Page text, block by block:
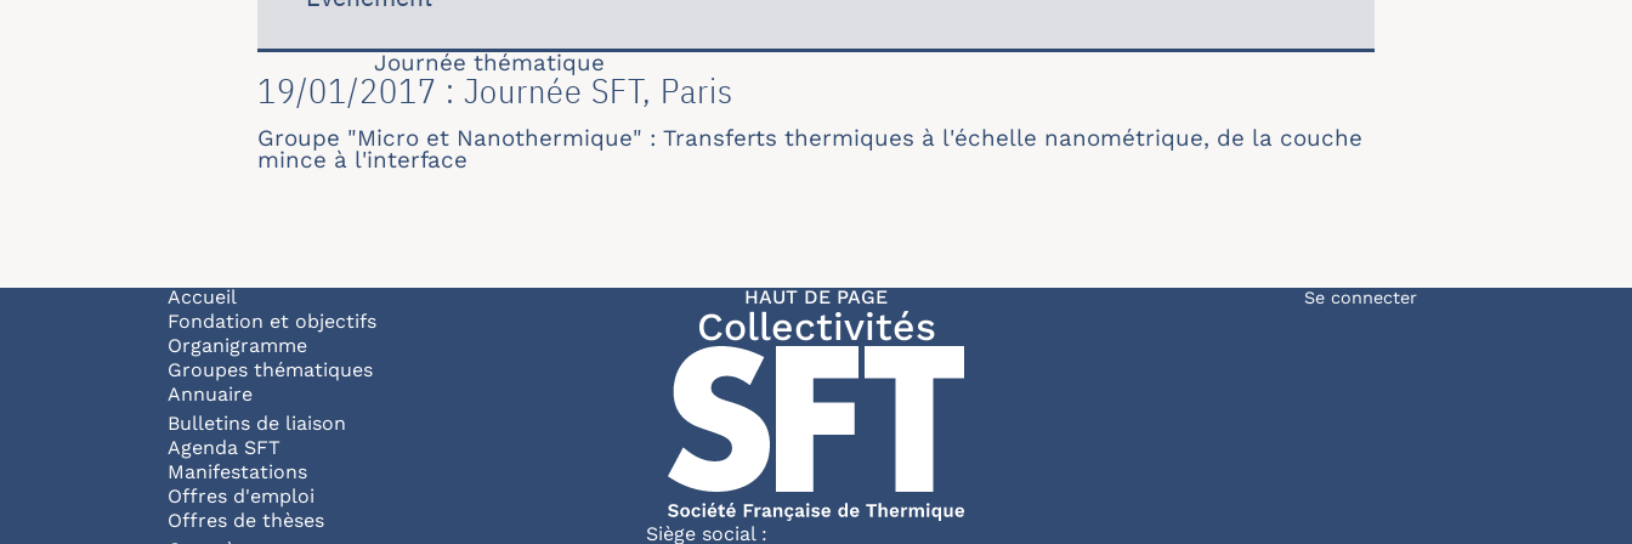
Journée thématique
19/01/2017 : Journée SFT, Paris
Groupe "Micro et Nanothermique" : Transferts thermiques à l'échelle nanométrique, de la couche
mince à l'interface
Navigation principale
Accueil
Fondation et objectifs
Organigramme
Groupes thématiques
Annuaire
Bulletins de liaison
Agenda SFT
Manifestations
Offres d'emploi
Offres de thèses
HAUT DE PAGE
Collectivités
Siège social :
Menu du compte de
Se connecter